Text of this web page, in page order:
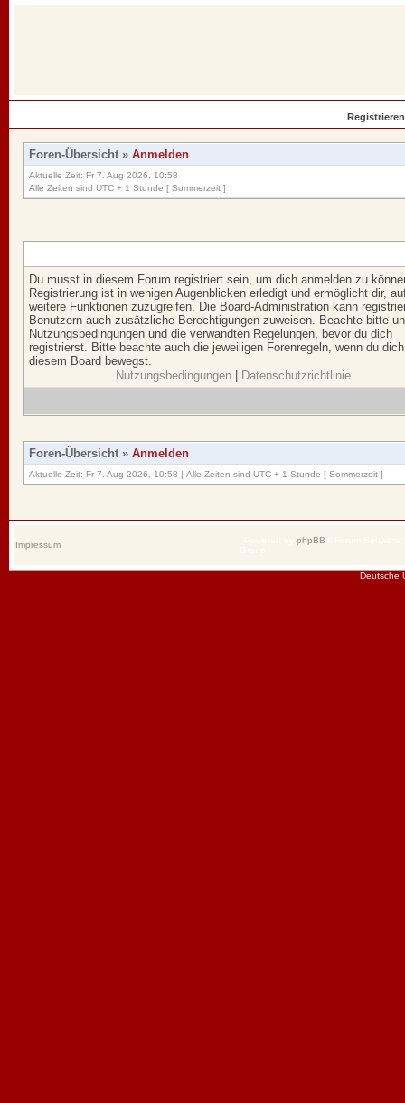
Registrieren
Foren-Übersicht » Anmelden
Aktuelle Zeit: Fr 7. Aug 2026, 10:58
Alle Zeiten sind UTC + 1 Stunde [ Sommerzeit ]
Du musst in diesem Forum registriert sein, um dich anmelden zu
Registrierung ist in wenigen Augenblicken erledigt und ermöglicht dir,
weitere Funktionen zuzugreifen. Die Board-Administration kann
Benutzern auch zusätzliche Berechtigungen zuweisen. Beachte bitte
Nutzungsbedingungen und die verwandten Regelungen, bevor du dich
registrierst. Bitte beachte auch die jeweiligen Forenregeln, wenn du
diesem Board bewegst.
Nutzungsbedingungen
Datenschutzrichtlinie
Foren-Übersicht » Anmelden
Aktuelle Zeit: Fr 7. Aug 2026, 10:58 | Alle Zeiten sind UTC + 1 Stunde [ Sommerzeit ]
Impressum phpBB
Deutsche